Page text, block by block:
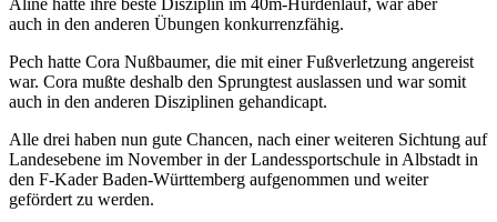
auch in den anderen Übungen konkurrenzfähig.
Pech hatte Cora Nußbaumer, die mit einer Fußverletzung angereist
war. Cora mußte deshalb den Sprungtest auslassen und war somit
auch in den anderen Disziplinen gehandicapt.
Alle drei haben nun gute Chancen, nach einer weiteren Sichtung auf
Landesebene im November in der Landessportschule in Albstadt in
den F-Kader Baden-Württemberg aufgenommen und weiter
gefördert zu werden.